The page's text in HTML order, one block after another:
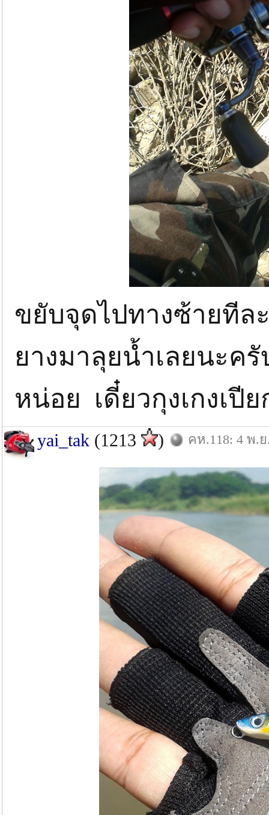
ขยับจุดไปทางซ้ายทีล
ยางมาลุยน้ำเลยนะค
หน่อย เดี๋ยวกุงเกงเปี
yai_tak (1213 ) คห.118: 4 พ.ย